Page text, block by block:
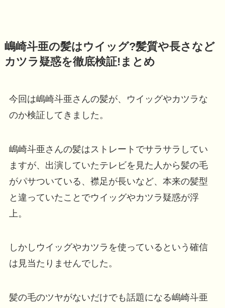
嶋崎斗亜の髪はウイッグ?髪質や長さなど
カツラ疑惑を徹底検証!まとめ
今回は嶋崎斗亜さんの髪が、ウイッグやカツラな
のか検証してきました。
嶋崎斗亜さんの髪はストレートでサラサラしてい
ますが、出演していたテレビを見た人から髪の毛
がパサついている、襟足が長いなど、本来の髪型
と違っていたことでウイッグやカツラ疑惑が浮
上。
しかしウイッグやカツラを使っているという確信
は見当たりませんでした。
髪の毛のツヤがないだけでも話題になる嶋崎斗亜